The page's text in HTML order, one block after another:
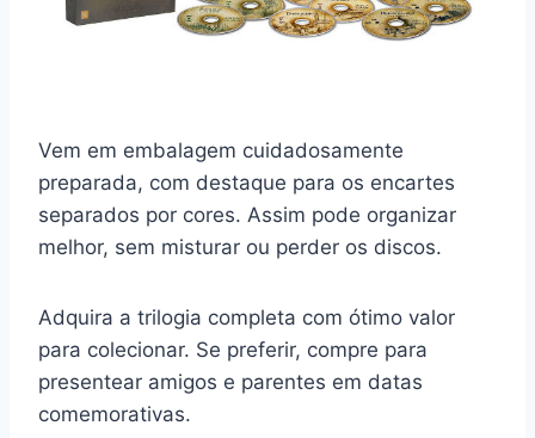
Vem em embalagem cuidadosamente
preparada, com destaque para os encartes
separados por cores. Assim pode organizar
melhor, sem misturar ou perder os discos.
Adquira a trilogia completa com ótimo valor
para colecionar. Se preferir, compre para
presentear amigos e parentes em datas
comemorativas.